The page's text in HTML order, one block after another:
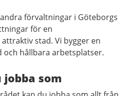
förvaltningar i Göteborgs
för en
stad. Vi bygger en
och hållbara arbetsplatser.
som